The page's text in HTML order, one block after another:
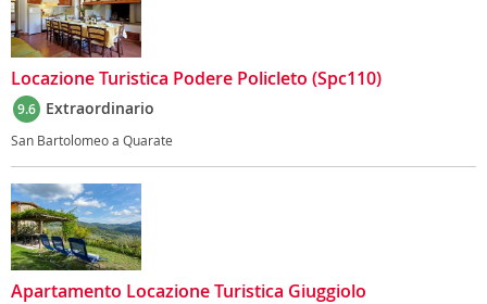
Locazione Turistica Podere Policleto (Spc110)
9.6 Extraordinario
San Bartolomeo a Quarate
Apartamento Locazione Turistica Giuggiolo